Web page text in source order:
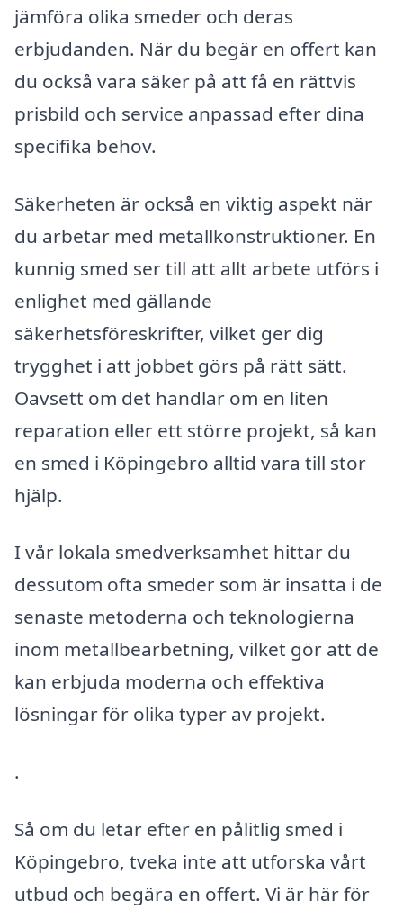
jämföra olika smeder och deras
erbjudanden. När du begär en offert kan
du också vara säker på att få en rättvis
prisbild och service anpassad efter dina
specifika behov.
Säkerheten är också en viktig aspekt när
du arbetar med metallkonstruktioner. En
kunnig smed ser till att allt arbete utförs i
enlighet med gällande
säkerhetsföreskrifter, vilket ger dig
trygghet i att jobbet görs på rätt sätt.
Oavsett om det handlar om en liten
reparation eller ett större projekt, så kan
en smed i Köpingebro alltid vara till stor
hjälp.
I vår lokala smedverksamhet hittar du
dessutom ofta smeder som är insatta i de
senaste metoderna och teknologierna
inom metallbearbetning, vilket gör att de
kan erbjuda moderna och effektiva
lösningar för olika typer av projekt.
.
Så om du letar efter en pålitlig smed i
Köpingebro, tveka inte att utforska vårt
utbud och begära en offert. Vi är här för